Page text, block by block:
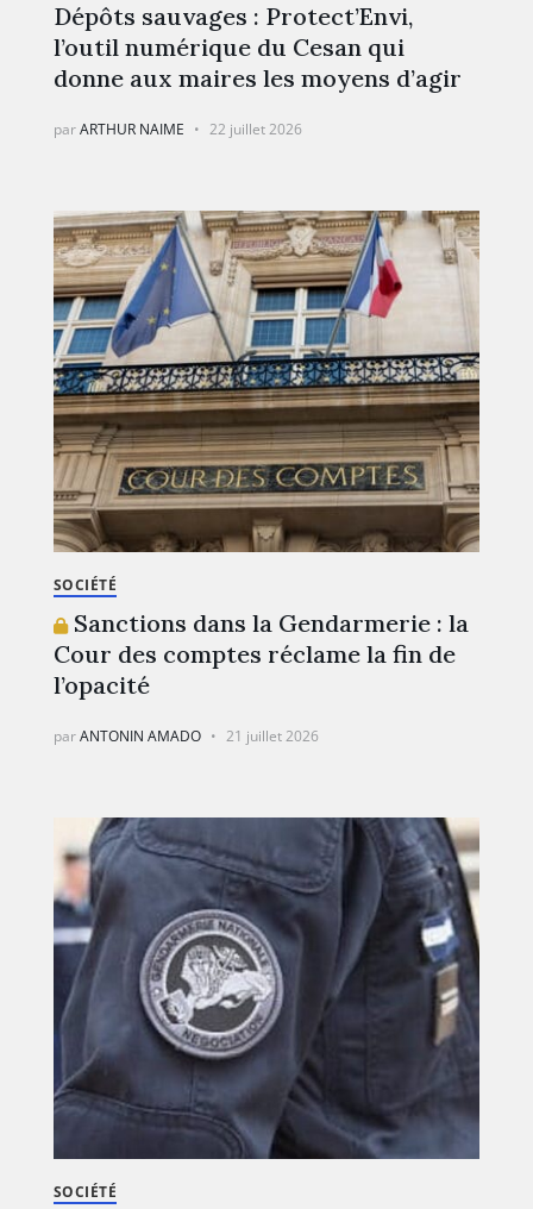
Dépôts sauvages : Protect’Envi,
l’outil numérique du Cesan qui
donne aux maires les moyens d’agir
parARTHUR NAIME 22 juillet 2026
SOCIÉTÉ
Sanctions dans la Gendarmerie : la
Cour des comptes réclame la fin de
l’opacité
parANTONIN AMADO 21 juillet 2026
SOCIÉTÉ